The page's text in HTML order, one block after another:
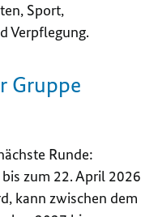
Sport,
Verpflegung.
Gruppe
Runde:
zum 22. April 2026
kann zwischen dem